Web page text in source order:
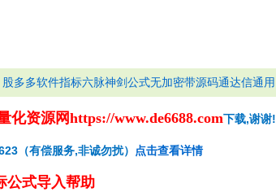
股多多软件指标六脉神剑公式无加密带源码通达信通用
化资源网https://www.de6688.com下载,谢谢!
（有偿服务,非诚勿扰） 点击查看详情
公式导入帮助